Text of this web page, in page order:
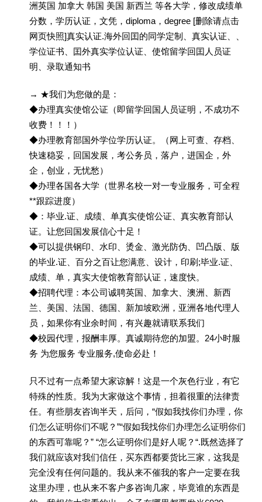
洲英国 加拿大 韩国 美国 新西兰 等各大学，修改成绩单
分数，学历认证，文凭，diploma，degree [删除请点击
网页快照]真实认证.海外回囯的同学定制、真实认证、、
学位证书、囯外真实学位认证、使馆留学回囯人员证
明、录取通知书
→ ★我们为您做的是：
◆办理真实使馆公证（即留学回国人员证明，不成功不
收费！！！）
◆办理教育部国外学位学历认证。（网上可查、存档、
快速稳妥，回国发展，考公务员，落户，进国企，外
企，创业，无忧愁）
◆办理各国各大学（世界名校一对一专业服务，可全程
**跟踪进度）
◆：毕业.证、成绩、单真实使馆公证、真实教育部认
证。让您回国发展信心十足！
◆可以提供钢印、水印、烫金、激光防伪、凹凸版、版
的毕业.证、百分之百让您满意、设计，印刷;毕业.证、
成绩、单，真实大使馆教育部认证，速度快。
◆招聘代理：本公司诚聘英国、加拿大、澳洲、新西
兰、美国、法国、德国、新加坡欧洲，亚洲各地代理人
员，如果你有业余时间，有兴趣就请联系我们
◆校园代理，报酬丰厚。真诚期待您的加盟。24小时服
务 为您服务 专业服务,使命必赴！
只不过有一点希望大家谅解！这是一个灰色行业，有它
特殊的性质。我为大家做这个事情，担着很重的法律责
任。有些朋友咨询半天，后问，“假如我找你们办理，你
们怎么证明你们不呢？”“假如我找你们办理怎么证明你们
的东西可靠呢？” “怎么证明你们是好人呢？“.既然选择了
我们就应该对我们信任，买东西都要货比三家，这我是
完全没有任何问题的。我从来不催我的客户一定要在我
这里办理，也从来不客户多咨询几家，毕竟谁的东西是